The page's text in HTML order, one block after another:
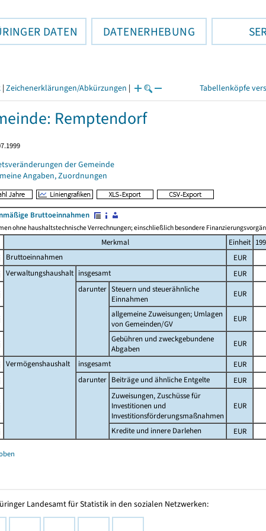
DATEN DATENERHEBUNG
| Zeichenerklärungen/Abkürzungen | Tabellenköpfe
Remptendorf
der Gemeinde
Angaben, Zuordnungen
Bruttoeinnahmen
ohne haushaltstechnische Verrechnungen; einschließlich besondere
Merkmal Einheit
Bruttoeinnahmen
EUR
Verwaltungshaushalt insgesamt EUR
darunter Steuern und steuerähnliche
Einnahmen
EUR
allgemeine Zuweisungen; Umlagen
von Gemeinden/GV
EUR
Gebühren und zweckgebundene
Abgaben
EUR
Vermögenshaushalt
insgesamt EUR
darunter Beiträge und ähnliche Entgelte EUR
Zuweisungen, Zuschüsse für
Investitionen und
Investitionsförderungsmaßnahmen
EUR
Kredite und innere Darlehen EUR
Landesamt für Statistik in den sozialen Netzwerken: